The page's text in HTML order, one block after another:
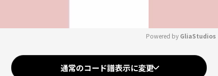
Mute
Powered by GliaStudios
通常のコード譜表示に変更